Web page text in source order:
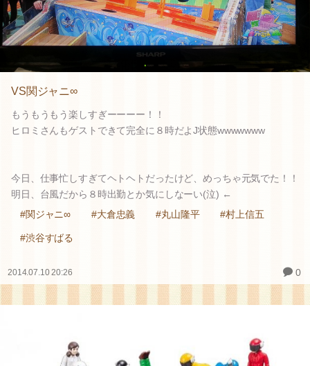
VS関ジャニ∞
もうもうもう楽しすぎーーーー！！
ヒロミさんもゲストできて完全に８時だよJ状態wwwwwww
今日、仕事忙しすぎてヘトヘトだったけど、めっちゃ元気でた！！
明日、台風だから８時出勤とか気にしなーい(泣) ←
#関ジャニ∞
#大倉忠義 #丸山隆平 #村上信五
#渋谷すばる
2014.07.10 20:26 0